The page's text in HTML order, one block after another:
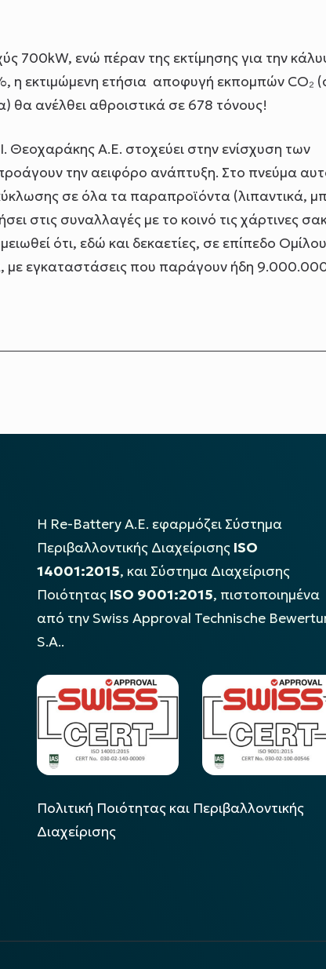
700kW, ενώ πέραν της εκτίμησης για την
η εκτιμώμενη ετήσια αποφυγή εκπομπών CO₂
θα ανέλθει αθροιστικά σε 678 τόνους!
Θεοχαράκης Α.Ε. στοχεύει στην ενίσχυση των
την αειφόρο ανάπτυξη. Στο πνεύμα
σε όλα τα παραπροϊόντα (λιπαντικά,
στις συναλλαγές με το κοινό τις χάρτινες
ότι, εδώ και δεκαετίες, σε επίπεδο
με εγκαταστάσεις που παράγουν ήδη
Η Re-Battery Α.Ε. εφαρμόζει Σύστημα
Περιβαλλοντικής Διαχείρισης ISO
14001:2015, και Σύστημα Διαχείρισης
Ποιότητας ISO 9001:2015, πιστοποιημένα
από την Swiss Approval Technische
S.A..
Πολιτική Ποιότητας και Περιβαλλοντικής
Διαχείρισης